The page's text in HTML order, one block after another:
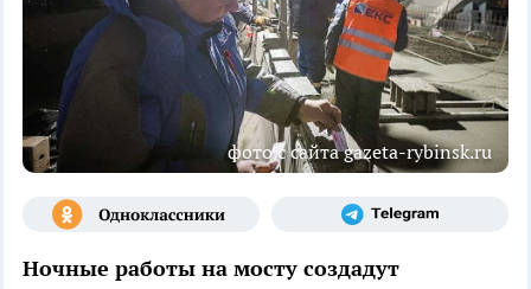
фото с сайта gazeta-rybinsk.ru
Ночные работы на мосту создадут